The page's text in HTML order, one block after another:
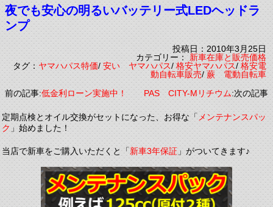
夜でも安心の明るいバッテリー式LEDヘッドラ
ンプ
投稿日：2010年3月25日
カテゴリー：新車在庫と販売価格
タグ：ヤマハパス特価/安い ヤマハパス/格安ヤマハパス/格安電
動自転車販売/蕨 電動自転車
前の記事:低金利ローン実施中！ PAS CITY-Mリチウム:次の記事
定期点検とオイル交換がセットになった、お得な「メンテナンスパッ
ク」始めました！
当店で新車をご購入いただくと「新車3年保証」がついてきます♪